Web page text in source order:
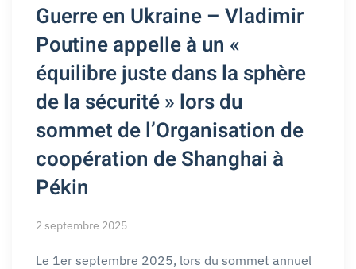
Guerre en Ukraine – Vladimir
Poutine appelle à un «
équilibre juste dans la sphère
de la sécurité » lors du
sommet de l’Organisation de
coopération de Shanghai à
Pékin
2 septembre 2025
Le 1er septembre 2025, lors du sommet annuel